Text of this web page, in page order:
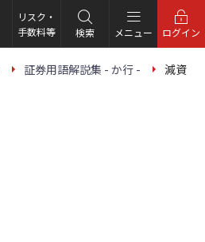
リスク・
手数料等
検索 メニュー ログイン
証券用語解説集 - か行 - 減資